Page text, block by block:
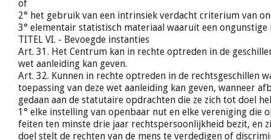
of
2° het gebruik van een intrinsiek verdacht criterium van
3° elementair statistisch materiaal waaruit een
TITEL VI. - Bevoegde instanties
Art. 31. Het Centrum kan in rechte optreden in de
wet aanleiding kan geven.
Art. 32. Kunnen in rechte optreden in de rechtsgeschillen
toepassing van deze wet aanleiding kan geven, wanneer
gedaan aan de statutaire opdrachten die ze zich tot doel
1° elke instelling van openbaar nut en elke vereniging die
feiten ten minste drie jaar rechtspersoonlijkheid bezit, en
doel stelt de rechten van de mens te verdedigen of